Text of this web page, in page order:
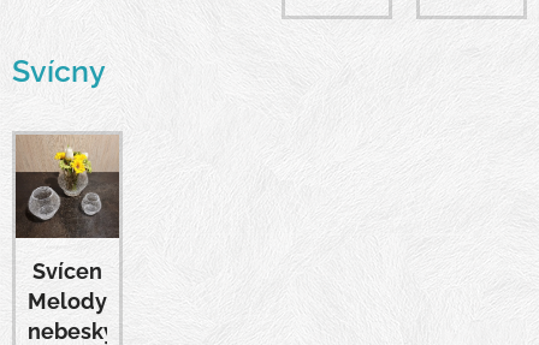
Svícny
Svícen
Melody
nebesky